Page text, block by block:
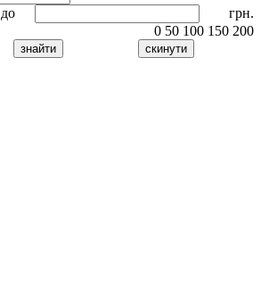
до
грн.
0 50 100 150 200